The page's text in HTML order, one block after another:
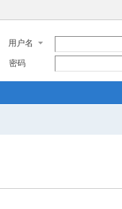
用户名
密码